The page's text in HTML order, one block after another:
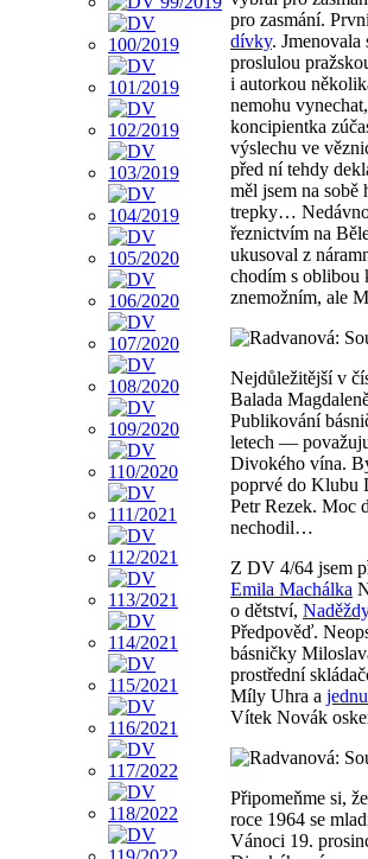
pro zasmání.
dívky. Jmenovala
proslulou
i autorkou
nemohu
koncipientka
výslechu ve
před ní tehdy
měl jsem na sobě
trepky… Nedávno
řeznictvím na
ukusoval z
chodím s oblibou
znemožním, ale
Nejdůležitější v
Balada
Publikování
letech —
Divokého vína.
poprvé do Klubu
Petr Rezek. Moc
nechodil…
Z DV 4/64 jsem
Emila Machálka
o dětství,
Předpověď.
básničky
prostřední
Míly Uhra a
Vítek Novák
Připomeňme si,
roce 1964 se
Vánoci 19.